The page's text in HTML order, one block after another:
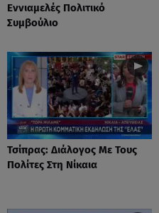
Εννιαμελές Πολιτικό
Συμβούλιο
Τσίπρας: Διάλογος Με Τους
Πολίτες Στη Νίκαια